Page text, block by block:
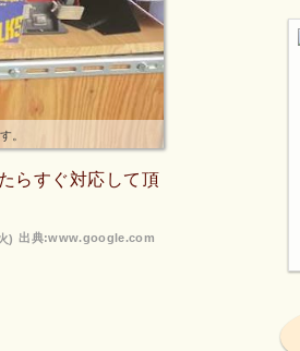
。
らすぐ対応して頂
出典:www.google.com
)